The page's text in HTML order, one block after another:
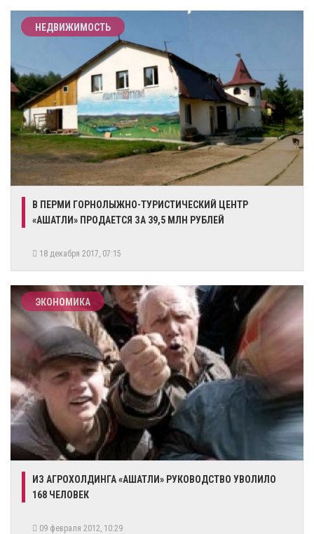
НЕДВИЖИМОСТЬ
В ПЕРМИ ГОРНОЛЫЖНО-ТУРИСТИЧЕСКИЙ ЦЕНТР
«АШАТЛИ» ПРОДАЕТСЯ ЗА 39,5 МЛН РУБЛЕЙ
18 декабря 2017, 07:15
ЭКОНОМИКА
ИЗ АГРОХОЛДИНГА «АШАТЛИ» РУКОВОДСТВО УВОЛИЛО
168 ЧЕЛОВЕК
09 февраля 2012, 10:29